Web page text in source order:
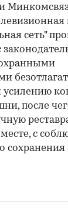
сеть"
усилению
после
с